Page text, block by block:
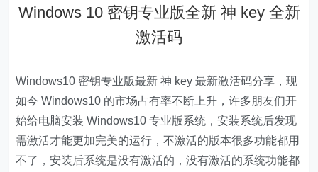
Windows 10 密钥专业版全新 神 key 全新
激活码
Windows10 密钥专业版最新 神 key 最新激活码分享，现
如今 Windows10 的市场占有率不断上升，许多朋友们开
始给电脑安装 Windows10 专业版系统，安装系统后发现
需激活才能更加完美的运行，不激活的版本很多功能都用
不了，安装后系统是没有激活的，没有激活的系统功能都